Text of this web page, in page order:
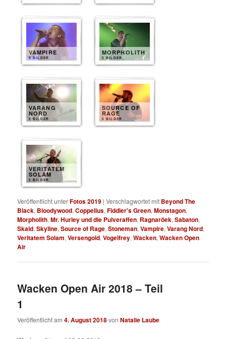
VAMPIRE
5 BILDER
MORPHOLITH
5 BILDER
VARANG
NORD
5 BILDER
SOURCE OF
RAGE
5 BILDER
VERITATEM
SOLAM
5 BILDER
Veröffentlicht unterFotos 2019 |Verschlagwortet mit Beyond The
Black, Bloodywood,Coppelius,Fiddler's Green,Monstagon,
Morpholith,Mr. Hurley und die Pulveraffen, Ragnaröek,Sabaton,
Skald,Skyline,Source of Rage,Stoneman,Vampire,Varang Nord,
Veritatem Solam,Versengold,Vogelfrey,Wacken,Wacken Open
Air
Wacken Open Air 2018 – Teil
1
Veröffentlicht am4. August 2018vonNatalie Laube